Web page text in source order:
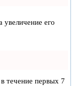
увеличение его
течение первых 7